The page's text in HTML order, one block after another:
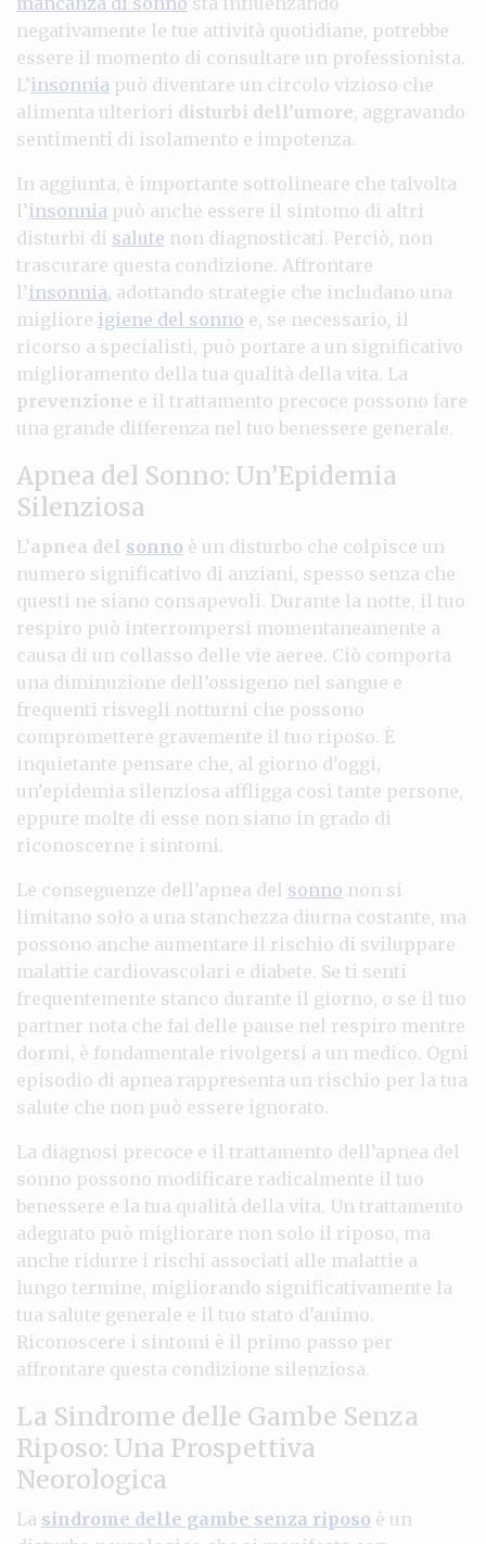
negativamente le tue attività quotidiane, potrebbe
essere il momento di consultare un professionista.
L’insonnia può diventare un circolo vizioso che
alimenta ulteriori disturbi dell’umore, aggravando
sentimenti di isolamento e impotenza.
In aggiunta, è importante sottolineare che talvolta
l’insonnia può anche essere il sintomo di altri
disturbi di salute non diagnosticati. Perciò, non
trascurare questa condizione. Affrontare
l’insonnia, adottando strategie che includano una
migliore igiene del sonno e, se necessario, il
ricorso a specialisti, può portare a un significativo
miglioramento della tua qualità della vita. La
prevenzione e il trattamento precoce possono fare
una grande differenza nel tuo benessere generale.
Apnea del Sonno: Un’Epidemia
Silenziosa
L’apnea del sonno è un disturbo che colpisce un
numero significativo di anziani, spesso senza che
questi ne siano consapevoli. Durante la notte, il tuo
respiro può interrompersi momentaneamente a
causa di un collasso delle vie aeree. Ciò comporta
una diminuzione dell’ossigeno nel sangue e
frequenti risvegli notturni che possono
compromettere gravemente il tuo riposo. È
inquietante pensare che, al giorno d’oggi,
un’epidemia silenziosa affligga così tante persone,
eppure molte di esse non siano in grado di
riconoscerne i sintomi.
Le conseguenze dell’apnea del sonno non si
limitano solo a una stanchezza diurna costante, ma
possono anche aumentare il rischio di sviluppare
malattie cardiovascolari e diabete. Se ti senti
frequentemente stanco durante il giorno, o se il tuo
partner nota che fai delle pause nel respiro mentre
dormi, è fondamentale rivolgersi a un medico. Ogni
episodio di apnea rappresenta un rischio per la tua
salute che non può essere ignorato.
La diagnosi precoce e il trattamento dell’apnea del
sonno possono modificare radicalmente il tuo
benessere e la tua qualità della vita. Un trattamento
adeguato può migliorare non solo il riposo, ma
anche ridurre i rischi associati alle malattie a
lungo termine, migliorando significativamente la
tua salute generale e il tuo stato d’animo.
Riconoscere i sintomi è il primo passo per
affrontare questa condizione silenziosa.
La Sindrome delle Gambe Senza
Riposo: Una Prospettiva
Neorologica
La sindrome delle gambe senza riposo è un